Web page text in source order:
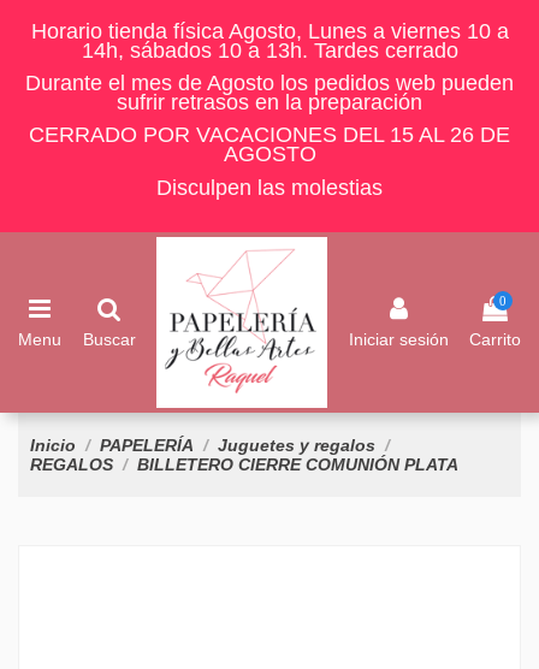
Horario tienda física Agosto, Lunes a viernes 10 a
14h, sábados 10 a 13h. Tardes cerrado
Durante el mes de Agosto los pedidos web pueden
sufrir retrasos en la preparación
CERRADO POR VACACIONES DEL 15 AL 26 DE
AGOSTO
Disculpen las molestias
Menu Buscar Iniciar sesión
0
Carrito
Inicio PAPELERÍA
Juguetes y regalos
REGALOS
BILLETERO CIERRE COMUNIÓN PLATA